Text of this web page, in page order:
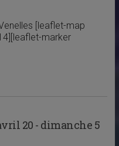
[leaflet-map
marker
20 - dimanche 5